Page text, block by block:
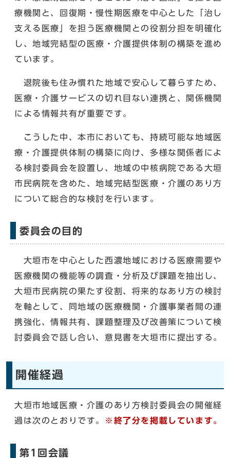
療機関と、回復期・慢性期医療を中心とした「治し
支える医療」を担う医療機関との役割分担を明確化
し、地域完結型の医療・介護提供体制の構築を進め
ています。
退院後も住み慣れた地域で安心して暮らすため、
医療・介護サービスの切れ目ない連携と、関係機関
による情報共有が重要です。
こうした中、本市においても、持続可能な地域医
療・介護提供体制の構築に向け、多様な関係者によ
る検討委員会を設置し、地域の中核病院である大垣
市民病院を含めた、地域完結型医療・介護のあり方
について総合的な検討を行います。
委員会の目的
大垣市を中心とした西濃地域における医療需要や
医療機関の機能等の調査・分析及び課題を抽出し、
大垣市民病院の果たす役割、将来的なあり方の検討
を軸として、同地域の医療機関・介護事業者間の連
携強化、情報共有、課題整理及び改善策について検
討委員会で話し合い、意見書を大垣市に提出する。
開催経過
大垣市地域医療・介護のあり方検討委員会の開催経
過は次のとおりです。
※終了分を掲載しています。
第1回会議